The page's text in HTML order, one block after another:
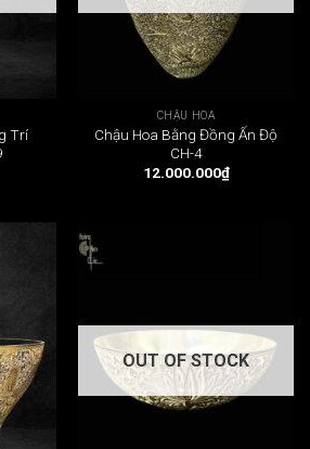
Trí
CHẬU HOA
Chậu Hoa Bằng Đồng Ấn Độ
CH-4
12.000.000₫
OUT OF STOCK